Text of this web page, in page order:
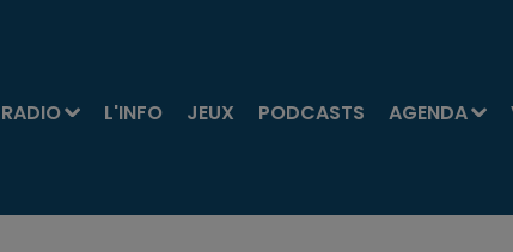
RADIO L'INFO JEUX PODCASTS AGENDA